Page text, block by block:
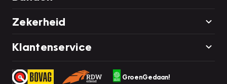
Zekerheid
Klantenservice
GroenGedaan!